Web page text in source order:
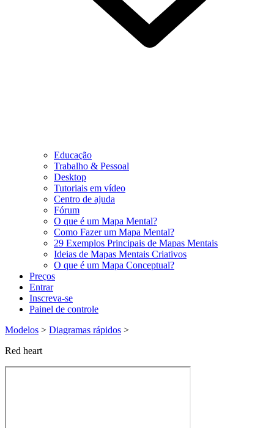
Educação
Trabalho & Pessoal
Desktop
Tutoriais em vídeo
Centro de ajuda
Fórum
O que é um Mapa Mental?
Como Fazer um Mapa Mental?
29 Exemplos Principais de Mapas Mentais
Ideias de Mapas Mentais Criativos
O que é um Mapa Conceptual?
Preços
Entrar
Inscreva-se
Painel de controle
Modelos > Diagramas rápidos >
Red heart